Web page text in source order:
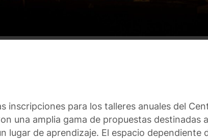
inscripciones para los talleres anuales del
una amplia gama de propuestas
lugar de aprendizaje. El espacio